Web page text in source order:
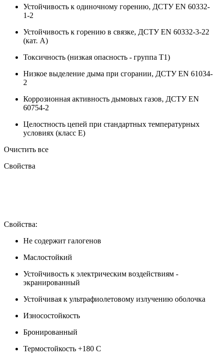
Устойчивость к одиночному горению, ДСТУ EN 60332-
1-2
Устойчивость к горению в связке, ДСТУ EN 60332-3-22
(кат. A)
Токсичность (низкая опасность - группа T1)
Низкое выделение дыма при сгорании, ДСТУ EN 61034-
2
Коррозионная активность дымовых газов, ДСТУ EN
60754-2
Целостность цепей при стандартных температурных
условиях (класс E)
Очистить все
Свойства
Свойства:
Не содержит галогенов
Маслостойкий
Устойчивость к электрическим воздействиям -
экранированный
Устойчивая к ультрафиолетовому излучению оболочка
Износостойкость
Бронированный
Термостойкость +180 C